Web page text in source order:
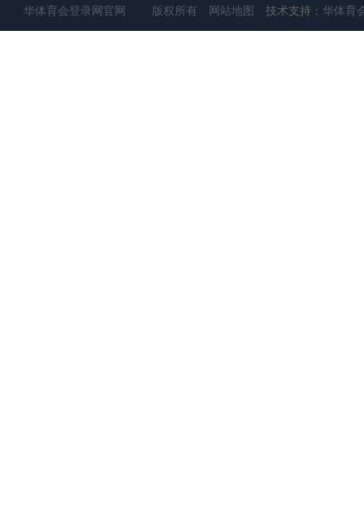
华体育会登录网官网 版权所有 网站地图 技术支持：华体育